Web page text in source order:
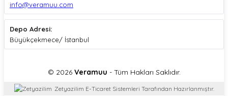
info@veramuu.com
Depo Adresi:
Büyükçekmece/ İstanbul
© 2026 Veramuu - Tüm Hakları Saklıdır.
Zetyazilim E-Ticaret Sistemleri Tarafından Hazırlanmıştır.